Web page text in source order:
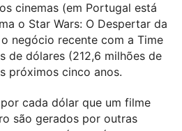
cinemas (em Portugal está
o Star Wars: O Despertar da
negócio recente com a Time
de dólares (212,6 milhões de
próximos cinco anos.
cada dólar que um filme
são gerados por outras